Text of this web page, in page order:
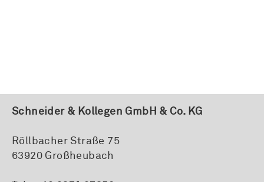
Schneider & Kollegen GmbH & Co. KG
Röllbacher Straße 75
63920 Großheubach